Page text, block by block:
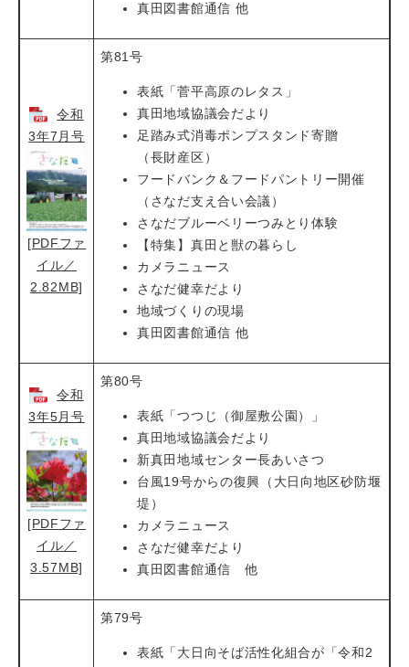
真田図書館通信 他
令和
3年7月号
[PDFファ
イル／
2.82MB]
第81号
表紙「菅平高原のレタス」
真田地域協議会だより
足踏み式消毒ポンプスタンド寄贈
（長財産区）
フードバンク＆フードパントリー開催
（さなだ支え合い会議）
さなだブルーベリーつみとり体験
【特集】真田と獣の暮らし
カメラニュース
さなだ健幸だより
地域づくりの現場
真田図書館通信 他
令和
3年5月号
[PDFファ
イル／
3.57MB]
第80号
表紙「つつじ（御屋敷公園）」
真田地域協議会だより
新真田地域センター長あいさつ
台風19号からの復興（大日向地区砂防堰
堤）
カメラニュース
さなだ健幸だより
真田図書館通信 他
第79号
表紙「大日向そば活性化組合が「令和2